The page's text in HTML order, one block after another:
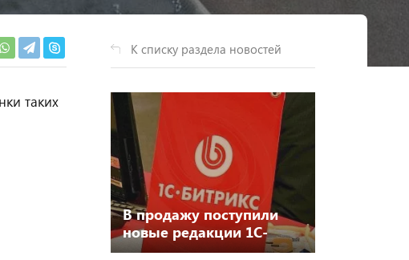
таких
К списку раздела новостей
В продажу поступили
новые редакции 1С-
Битрикс